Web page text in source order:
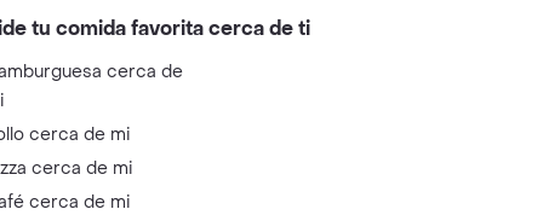
tu comida favorita cerca de ti
cerca de
cerca de mi
cerca de mi
cerca de mi